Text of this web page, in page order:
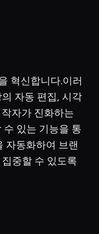
혁신합니다.이러
자동 편집, 시각
자가 진화하는
있는 기능을 통
자동화하여 브랜
중할 수 있도록